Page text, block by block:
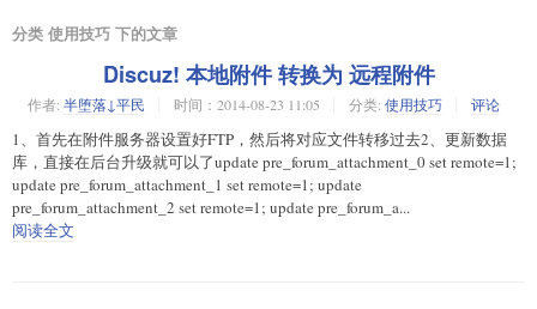
分类 使用技巧 下的文章
Discuz! 本地附件 转换为 远程附件
作者: 半堕落↓平民 时间：2014-08-23 11:05 分类: 使用技巧 评论
1、首先在附件服务器设置好FTP，然后将对应文件转移过去2、更新数据
库，直接在后台升级就可以了update pre_forum_attachment_0 set remote=1;
update pre_forum_attachment_1 set remote=1; update
pre_forum_attachment_2 set remote=1; update pre_forum_a...
阅读全文